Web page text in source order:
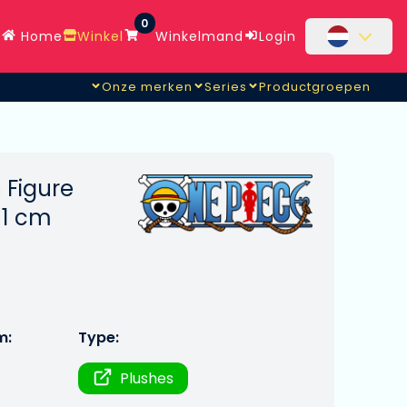
Home Winkel
0
Winkelmand Login
Onze merken Series Productgroepen
Figure
cm
Type:
Plushes